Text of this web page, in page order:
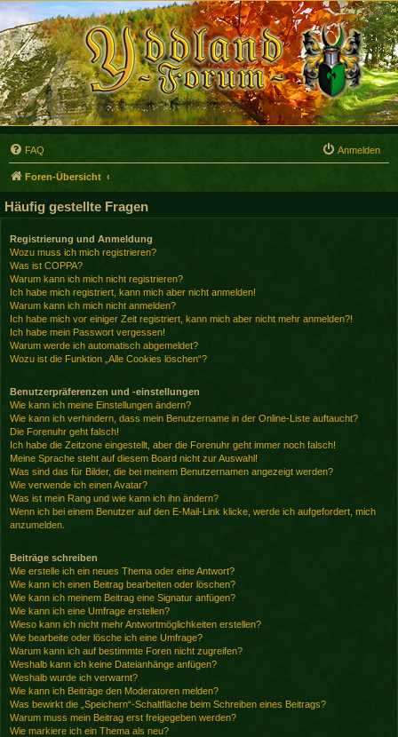
FAQ Anmelden
Foren-Übersicht
Häufig gestellte Fragen
Registrierung und Anmeldung
Wozu muss ich mich registrieren?
Was ist COPPA?
Warum kann ich mich nicht registrieren?
Ich habe mich registriert, kann mich aber nicht anmelden!
Warum kann ich mich nicht anmelden?
Ich habe mich vor einiger Zeit registriert, kann mich aber nicht mehr anmelden?!
Ich habe mein Passwort vergessen!
Warum werde ich automatisch abgemeldet?
Wozu ist die Funktion „Alle Cookies löschen“?
Benutzerpräferenzen und -einstellungen
Wie kann ich meine Einstellungen ändern?
Wie kann ich verhindern, dass mein Benutzername in der Online-Liste auftaucht?
Die Forenuhr geht falsch!
Ich habe die Zeitzone eingestellt, aber die Forenuhr geht immer noch falsch!
Meine Sprache steht auf diesem Board nicht zur Auswahl!
Was sind das für Bilder, die bei meinem Benutzernamen angezeigt werden?
Wie verwende ich einen Avatar?
Was ist mein Rang und wie kann ich ihn ändern?
Wenn ich bei einem Benutzer auf den E-Mail-Link klicke, werde ich aufgefordert, mich
anzumelden.
Beiträge schreiben
Wie erstelle ich ein neues Thema oder eine Antwort?
Wie kann ich einen Beitrag bearbeiten oder löschen?
Wie kann ich meinem Beitrag eine Signatur anfügen?
Wie kann ich eine Umfrage erstellen?
Wieso kann ich nicht mehr Antwortmöglichkeiten erstellen?
Wie bearbeite oder lösche ich eine Umfrage?
Warum kann ich auf bestimmte Foren nicht zugreifen?
Weshalb kann ich keine Dateianhänge anfügen?
Weshalb wurde ich verwarnt?
Wie kann ich Beiträge den Moderatoren melden?
Was bewirkt die „Speichern“-Schaltfläche beim Schreiben eines Beitrags?
Warum muss mein Beitrag erst freigegeben werden?
Wie markiere ich ein Thema als neu?